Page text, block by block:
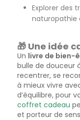
Explorer des
naturopathie
🎁 Une idée
Un livre de bien-
bulle de douceur
recentrer, se
à mieux vivre
d’équilibre, pour
coffret cadeau
et porteur de